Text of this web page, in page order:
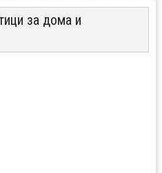
за дома и